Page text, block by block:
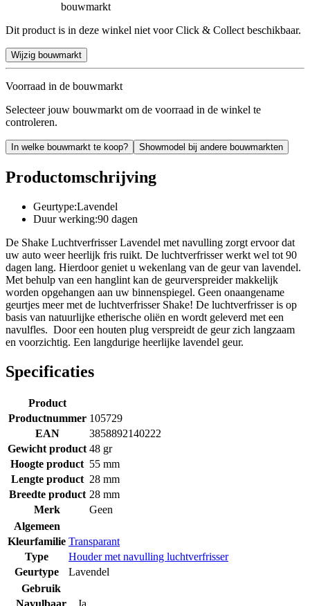
bouwmarkt
Dit product is in deze winkel niet voor Click & Collect beschikbaar.
Wijzig bouwmarkt
Voorraad in de bouwmarkt
Selecteer jouw bouwmarkt om de voorraad in de winkel te
controleren.
In welke bouwmarkt te koop? Showmodel bij andere bouwmarkten
Productomschrijving
Geurtype:Lavendel
Duur werking:90 dagen
De Shake Luchtverfrisser Lavendel met navulling zorgt ervoor dat
uw auto weer heerlijk fris ruikt. De luchtverfrisser werkt wel tot 90
dagen lang. Hierdoor geniet u wekenlang van de geur van lavendel.
Met behulp van een hanglint kan de geurverspreider makkelijk
worden opgehangen aan uw binnenspiegel. Geen onaangename
geurtjes meer met de luchtverfrisser Shake! De luchtverfrisser is op
basis van natuurlijke etherische oliën en wordt geleverd met een
navulfles. Door een houten plug verspreidt de geur zich langzaam
en voorzichtig. Een langdurige heerlijke lavendel geur.
Specificaties
Product
Productnummer 105729
EAN
3858892140222
Gewicht product 48 gr
Hoogte product 55 mm
Lengte product 28 mm
Breedte product 28 mm
Merk
Geen
Algemeen
Kleurfamilie Transparant
Type
Houder met navulling luchtverfrisser
Geurtype
Lavendel
Gebruik
Navulbaar
Ja